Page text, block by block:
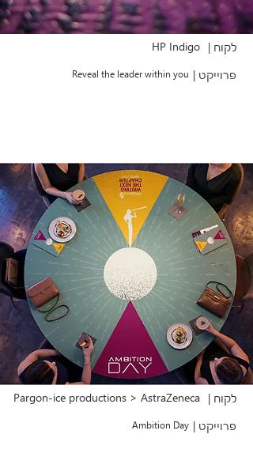
HP Indigo לקוח |
Reveal the leader within you פרוייקט |
Pargon-ice productions > AstraZeneca לקוח |
Ambition Day פרוייקט |